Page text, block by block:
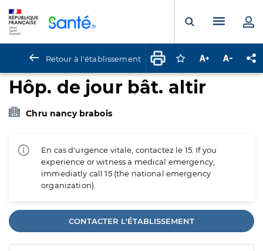
Ouvrir laMenu
Retour à l'établissement Connectez-vous
Augmenter la
Hôp. de jour bât. altir
Chru nancy brabois
En cas d'urgence vitale, contactez le 15. If you
experience or witness a medical emergency,
immediatly call 15 (the national emergency
organization).
CONTACTER L'ÉTABLISSEMENT